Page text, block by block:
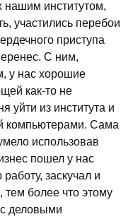
нашим институтом,
участились перебои
приступа
С ним,
у нас хорошие
как-то не
уйти из института и
компьютерами. Сама
использовав
пошел у нас
заскучал и
тем более что этому
деловыми